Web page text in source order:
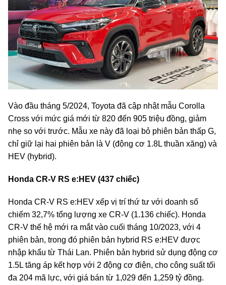
Vào đầu tháng 5/2024, Toyota đã cập nhật mẫu Corolla
Cross với mức giá mới từ 820 đến 905 triệu đồng, giảm
nhẹ so với trước. Mẫu xe này đã loại bỏ phiên bản thấp G,
chỉ giữ lại hai phiên bản là V (động cơ 1.8L thuần xăng) và
HEV (hybrid).
Honda CR-V RS e:HEV (437 chiếc)
Honda CR-V RS e:HEV xếp vị trí thứ tư với doanh số
chiếm 32,7% tổng lượng xe CR-V (1.136 chiếc). Honda
CR-V thế hệ mới ra mắt vào cuối tháng 10/2023, với 4
phiên bản, trong đó phiên bản hybrid RS e:HEV được
nhập khẩu từ Thái Lan. Phiên bản hybrid sử dụng động cơ
1.5L tăng áp kết hợp với 2 động cơ điện, cho công suất tối
đa 204 mã lực, với giá bán từ 1,029 đến 1,259 tỷ đồng.